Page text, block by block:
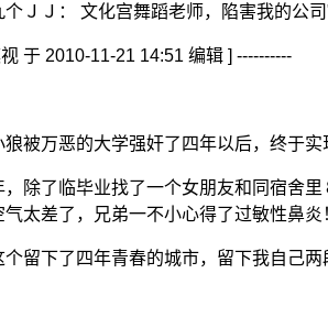
个ＪＪ： 文化宫舞蹈老师，陷害我的公
由 漠视 于 2010-11-21
狼被万恶的大学强奸了四年以后，终于实
，除了临毕业找了一个女朋友和同宿舍
太差了，兄弟一不小心得了过敏性鼻炎
留下了四年青春的城市，留下我自己